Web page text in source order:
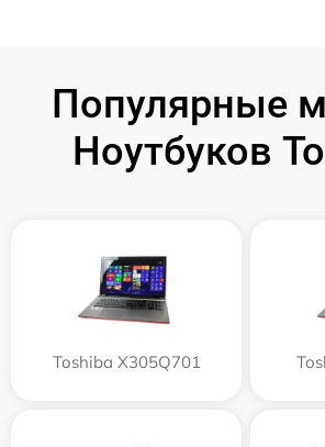
Популярные
Ноутбуков
Toshiba X305Q701